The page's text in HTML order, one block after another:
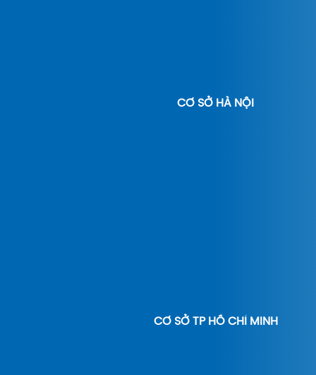
CƠ SỞ HÀ NỘI
CƠ SỞ TP HỒ CHÍ MINH